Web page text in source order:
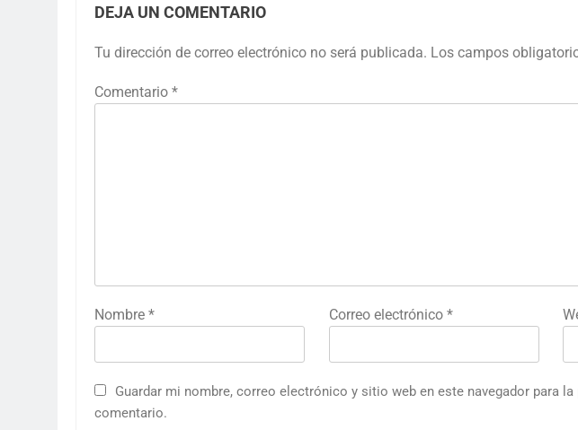
DEJA UN COMENTARIO
Tu dirección de correo electrónico no será publicada. Los campos
Comentario *
Nombre * Correo electrónico *
Guardar mi nombre, correo electrónico y sitio web en este navegador para la
comentario.